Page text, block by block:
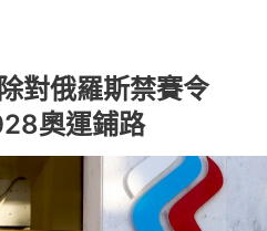
對俄羅斯禁賽令
奧運鋪路